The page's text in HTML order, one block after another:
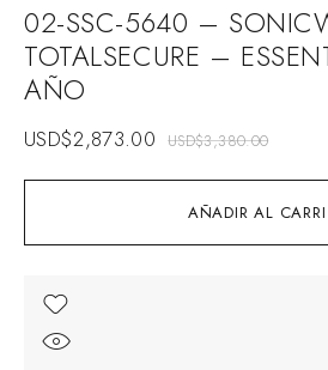
AÑADIR AL
02-SSC-5640 –
TOTALSECURE –
AÑO
USD$3,380.00
USD$2,873.00